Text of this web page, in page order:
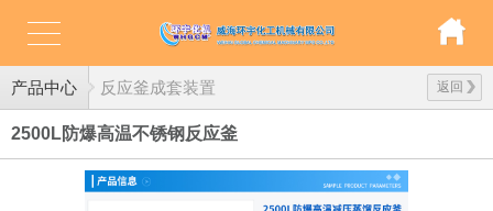
产品中心 返回
反应釜成套装置
2500L防爆高温不锈钢反应釜